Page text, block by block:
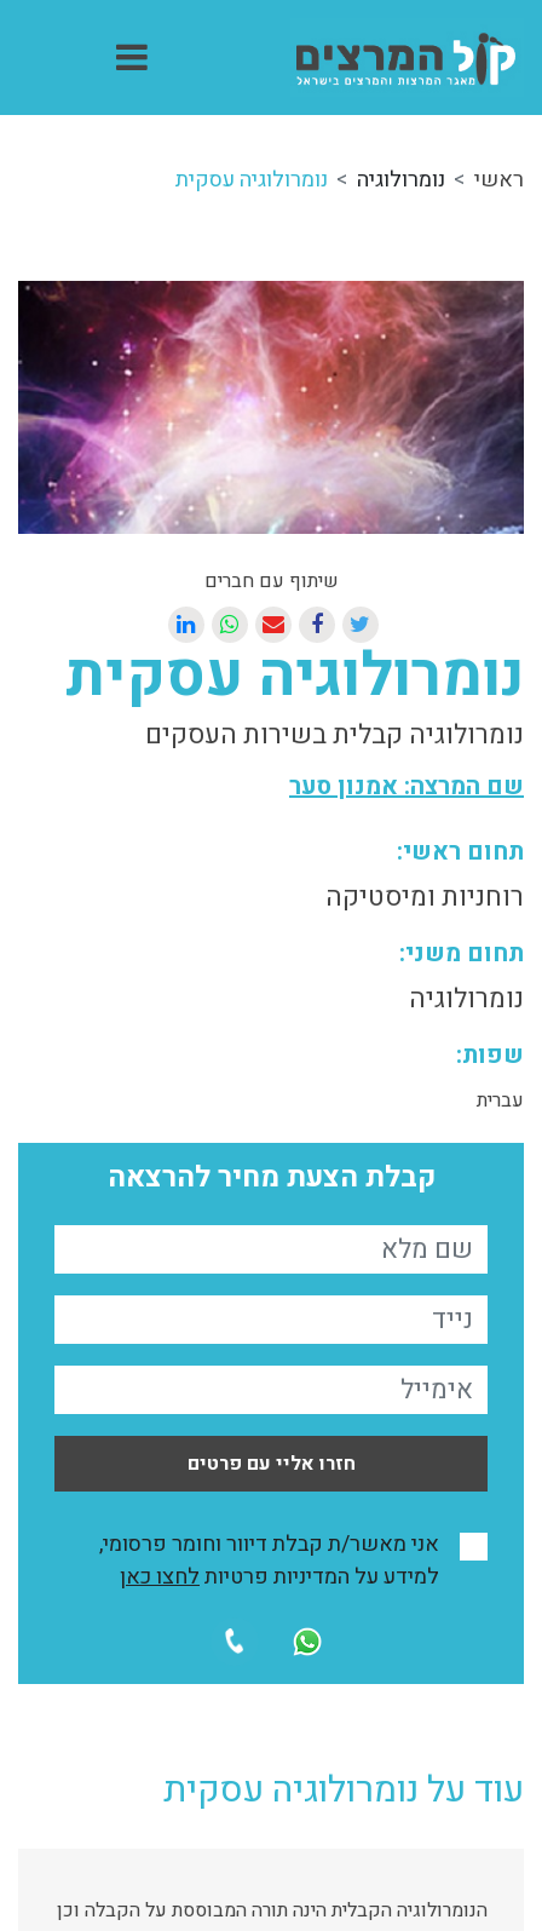
ראשי נומרולוגיה נומרולוגיה עסקית
שיתוף עם חברים
נומרולוגיה עסקית
נומרולוגיה קבלית בשירות העסקים
שם המרצה: אמנון סער
תחום ראשי:
רוחניות ומיסטיקה
תחום משני:
נומרולוגיה
שפות:
עברית
קבלת הצעת מחיר להרצאה
חזרו אליי עם פרטים
אני מאשר/ת קבלת דיוור וחומר פרסומי,
למידע על המדיניות פרטיותלחצו כאן
עוד על נומרולוגיה עסקית
הנומרולוגיה הקבלית הינה תורה המבוססת על הקבלה וכן